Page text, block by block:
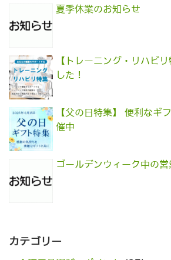
夏季休業のお知らせ
【トレーニング・リハビ
した！
【父の日特集】 便利なギ
催中
ゴールデンウィーク中の
カテゴリー